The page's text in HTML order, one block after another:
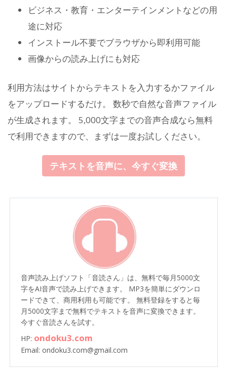
ビジネス・教育・エンターテインメントなどの用
途に対応
インストール不要でブラウザから即利用可能
画像からの読み上げにも対応
利用方法はサイトからテキストを入力するかファイル
をアップロードするだけ。 数秒で自然な音声ファイル
が生成されます。 5,000文字までの音声合成なら無料
で利用できますので、まずは一度お試しください。
テキストを音声に、今すぐ変換
音声読み上げソフト「音読さん」は、無料で毎月5000文
字をAI音声で読み上げできます。 MP3を簡単にダウンロ
ードできて、商用利用も可能です。 無料登録をすると毎
月5000文字まで無料でテキストを音声に変換できます。
今すぐ音読さんを試す。
HP: ondoku3.com
Email: ondoku3.com@gmail.com